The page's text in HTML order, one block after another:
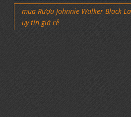
mua Rượu Johnnie Walker Black
uy tín giá rẻ